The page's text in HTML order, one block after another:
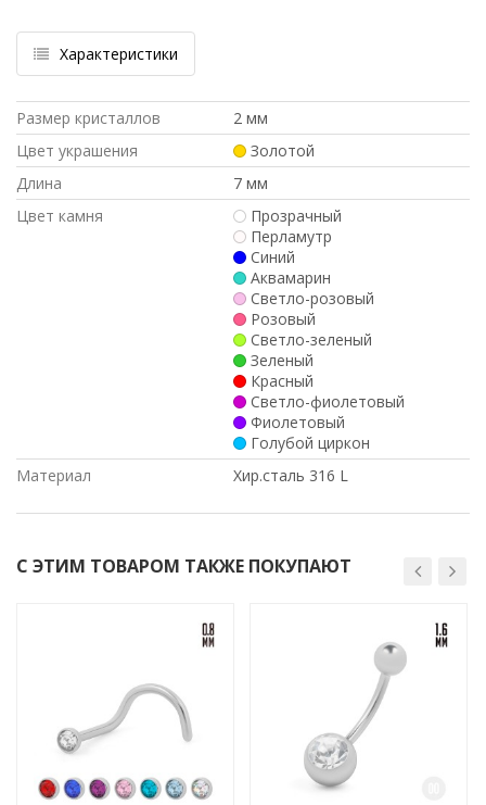
Характеристики
Размер кристаллов
2 мм
Цвет украшения
Золотой
Длина
7 мм
Цвет камня
Прозрачный
Перламутр
Синий
Аквамарин
Светло-розовый
Розовый
Светло-зеленый
Зеленый
Красный
Светло-фиолетовый
Фиолетовый
Голубой циркон
Материал
Хир.сталь 316 L
С ЭТИМ ТОВАРОМ ТАКЖЕ ПОКУПАЮТ